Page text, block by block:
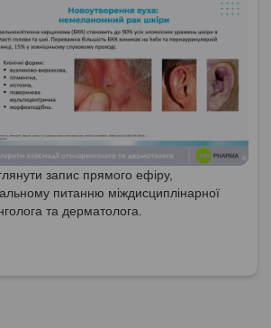
запис прямого ефіру,
питанню міждисциплінарної
та дерматолога.